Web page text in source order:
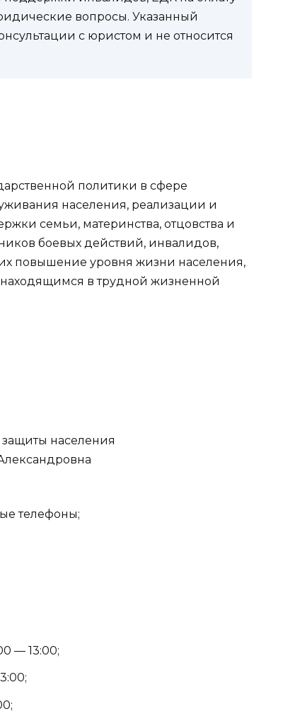
вопросы. Указанный
с юристом и не относится
политики в сфере
населения, реализации и
семьи, материнства, отцовства и
боевых действий, инвалидов,
повышение уровня жизни населения,
в трудной жизненной
населения
телефоны;
— 13:00;